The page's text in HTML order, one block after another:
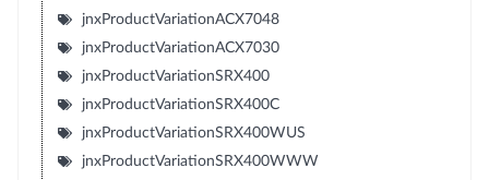
jnxProductVariationACX7048
jnxProductVariationACX7030
jnxProductVariationSRX400
jnxProductVariationSRX400C
jnxProductVariationSRX400WUS
jnxProductVariationSRX400WWW